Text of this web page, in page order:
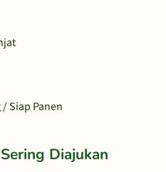
Siap Panen
Diajukan